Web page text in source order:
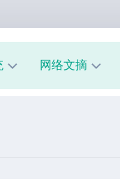
网络文摘